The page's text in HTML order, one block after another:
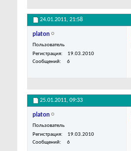
24.01.2011, 21:58
platon
Пользователь
Регистрация
19.03.2010
Сообщений
6
25.01.2011, 09:33
platon
Пользователь
Регистрация
19.03.2010
Сообщений
6